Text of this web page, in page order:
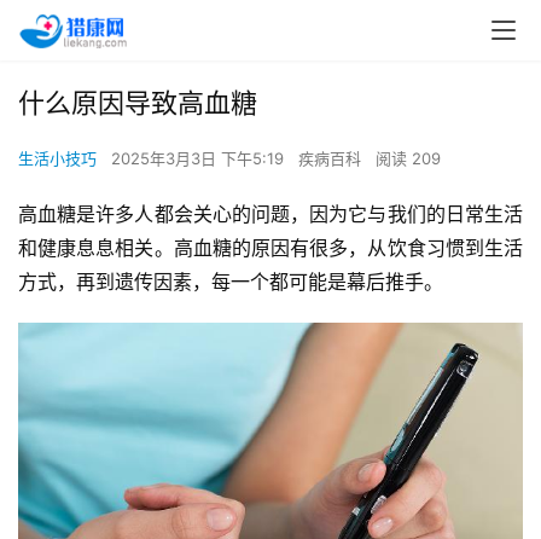
什么原因导致高血糖
生活小技巧 2025年3月3日 下午5:19 疾病百科 阅读 209
高血糖是许多人都会关心的问题，因为它与我们的日常生活
和健康息息相关。高血糖的原因有很多，从饮食习惯到生活
方式，再到遗传因素，每一个都可能是幕后推手。